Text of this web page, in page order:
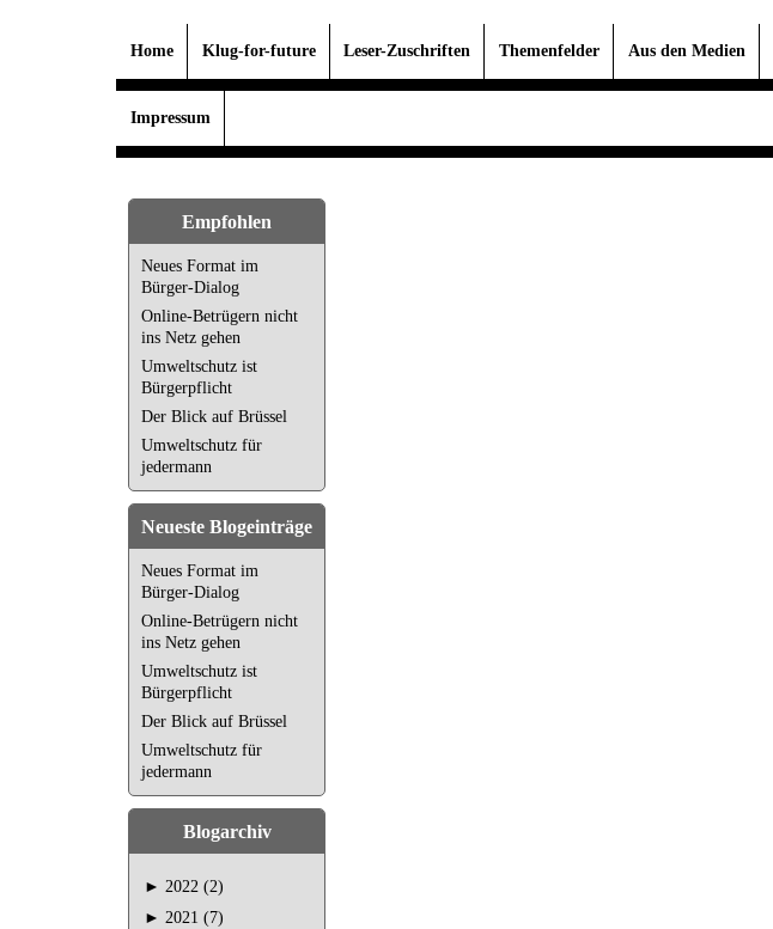
Home Klug-for-future Leser-Zuschriften Themenfelder Aus den Medien
Impressum
Empfohlen
Neues Format im
Bürger-Dialog
Online-Betrügern nicht
ins Netz gehen
Umweltschutz ist
Bürgerpflicht
Der Blick auf Brüssel
Umweltschutz für
jedermann
Neueste Blogeinträge
Neues Format im
Bürger-Dialog
Online-Betrügern nicht
ins Netz gehen
Umweltschutz ist
Bürgerpflicht
Der Blick auf Brüssel
Umweltschutz für
jedermann
Blogarchiv
► 2022 (2)
► 2021 (7)